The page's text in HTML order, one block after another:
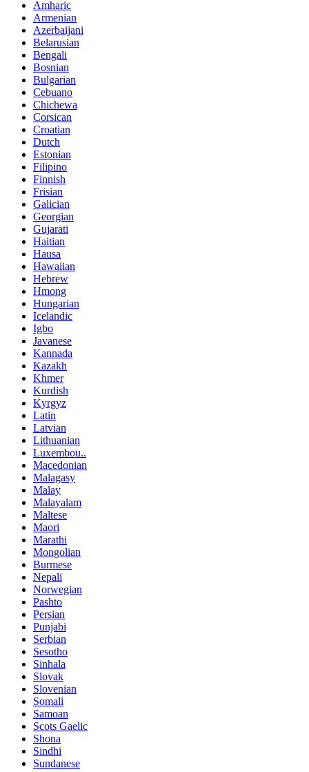
Amharic
Armenian
Azerbaijani
Belarusian
Bengali
Bosnian
Bulgarian
Cebuano
Chichewa
Corsican
Croatian
Dutch
Estonian
Filipino
Finnish
Frisian
Galician
Georgian
Gujarati
Haitian
Hausa
Hawaiian
Hebrew
Hmong
Hungarian
Icelandic
Igbo
Javanese
Kannada
Kazakh
Khmer
Kurdish
Kyrgyz
Latin
Latvian
Lithuanian
Luxembou..
Macedonian
Malagasy
Malay
Malayalam
Maltese
Maori
Marathi
Mongolian
Burmese
Nepali
Norwegian
Pashto
Persian
Punjabi
Serbian
Sesotho
Sinhala
Slovak
Slovenian
Somali
Samoan
Scots Gaelic
Shona
Sindhi
Sundanese